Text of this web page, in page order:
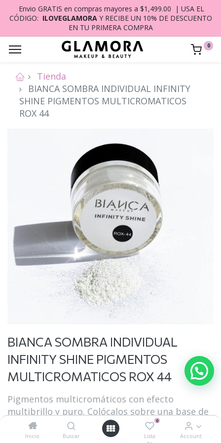
Inicio Buscar
0
Lista
Account
Envio GRATIS en compras mayores a $1,499.00 | USA EL
CÓDIGO: ILOVEGLAMORA Y RECIBE UN 10% DE DESCUENTO
EN TU PRIMERA COMPRA
0
Tienda
BIANCA SOMBRA INDIVIDUAL INFINITY
SHINE PIGMENTOS MULTICROMATICOS
ROX 44
BIANCA SOMBRA INDIVIDUAL
INFINITY SHINE PIGMENTOS
MULTICROMATICOS ROX 44
Pigmentos multicromáticos con efecto
multibrillo y puro. Colócalos sobre una base de
color para crear un brillo infinito de alto
contraste. Este producto es un pigmento súper